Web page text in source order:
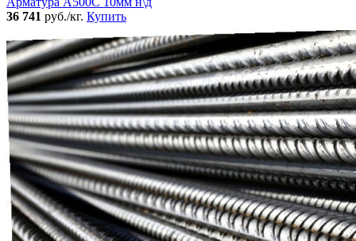
36 741 руб./кг. Купить